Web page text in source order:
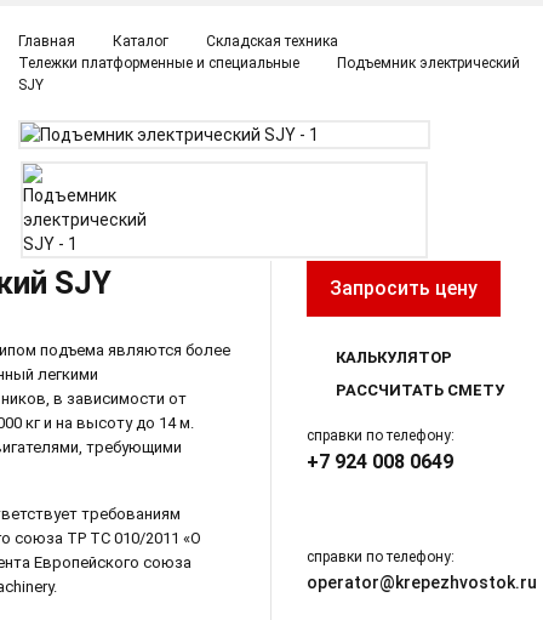
Главная Каталог
Складская техника
Тележки платформенные и специальные
Подъемник электрический
SJY
SJY
подъема являются более
легкими
в зависимости от
кг и на высоту до 14 м.
требующими
требованиям
союза ТР ТС 010/2011 «О
Европейского союза
Запросить цену
КАЛЬКУЛЯТОР
РАССЧИТАТЬ СМЕТУ
справки по телефону:
+7 924 008 0649
справки по телефону:
operator@krepezhvostok.ru